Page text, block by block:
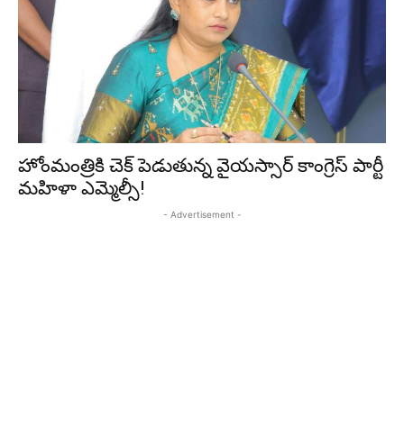
హోంమంత్రికి చెక్ పెడుతున్న వైయస్సార్ కాంగ్రెస్ పార్టీ
మహిళా ఎమ్మెల్సీ!
- Advertisement -